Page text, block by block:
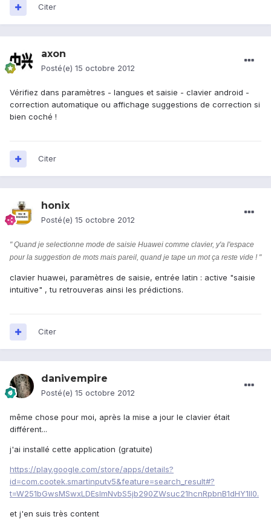
Citer
axon
Posté(e) 15 octobre 2012
Vérifiez dans paramètres - langues et saisie - clavier android -
correction automatique ou affichage suggestions de correction si
bien coché !
Citer
honix
Posté(e) 15 octobre 2012
" Quand je selectionne mode de saisie Huawei comme clavier, y'a l'espace
pour la suggestion de mots mais pareil, quand je tape un mot ça reste vide ! "
clavier huawei, paramètres de saisie, entrée latin : active "saisie
intuitive" , tu retrouveras ainsi les prédictions.
Citer
danivempire
Posté(e) 15 octobre 2012
même chose pour moi, après la mise a jour le clavier était
différent...
j'ai installé cette application (gratuite)
https://play.google.com/store/apps/details?
id=com.cootek.smartinputv5&feature=search_result#?
t=W251bGwsMSwxLDEsImNvbS5jb290ZWsuc21hcnRpbnB1dHY1Il0.
et j'en suis très content